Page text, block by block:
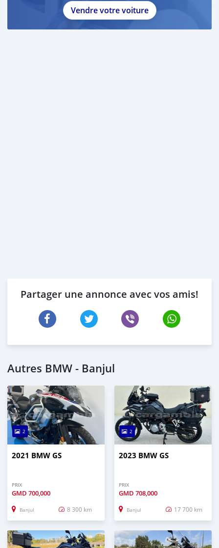
Vendre votre voiture
Partager une annonce avec vos amis!
Autres BMW - Banjul
2
2021 BMW GS
PRIX
GMD 700,000
Banjul 8 300 km
2
2023 BMW GS
PRIX
GMD 708,000
Banjul 17 700 km